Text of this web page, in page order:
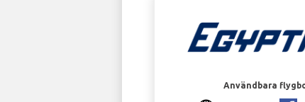
Användbara